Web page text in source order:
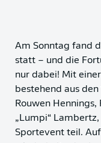
Am Sonntag fand
statt – und die
nur dabei! Mit
bestehend aus
Rouwen
„Lumpi“
Sportevent teil.